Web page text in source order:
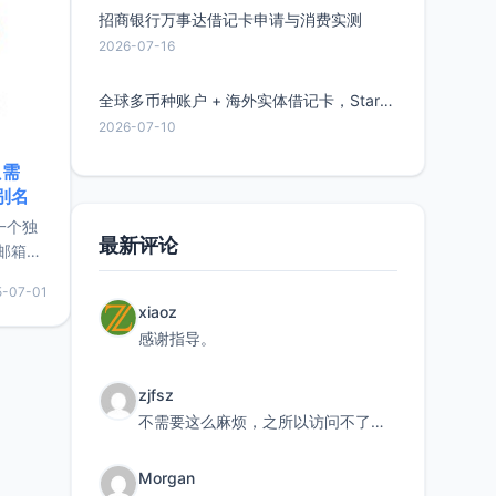
名
个独
箱等
较有
惠的
07-01
招商银行万事达借记卡申请与消费实测
2026-07-16
全球多币种账户 + 海外实体借记卡，Starryblu开户教程与注意事项
2026-07-10
最新评论
xiaoz
感谢指导。
zjfsz
不需要这么麻烦，之所以访问不了，是由于非对称路由的问题，在爱快主路由添加一条静态路由192.168.
Morgan